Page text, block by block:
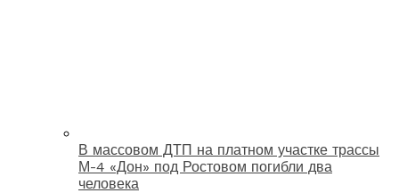
В массовом ДТП на платном участке трассы
М-4 «Дон» под Ростовом погибли два
человека